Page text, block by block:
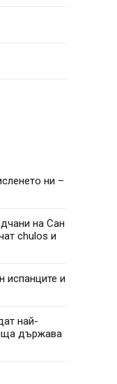
ни –
на Сан
chulos и
испанците и
най-
държава